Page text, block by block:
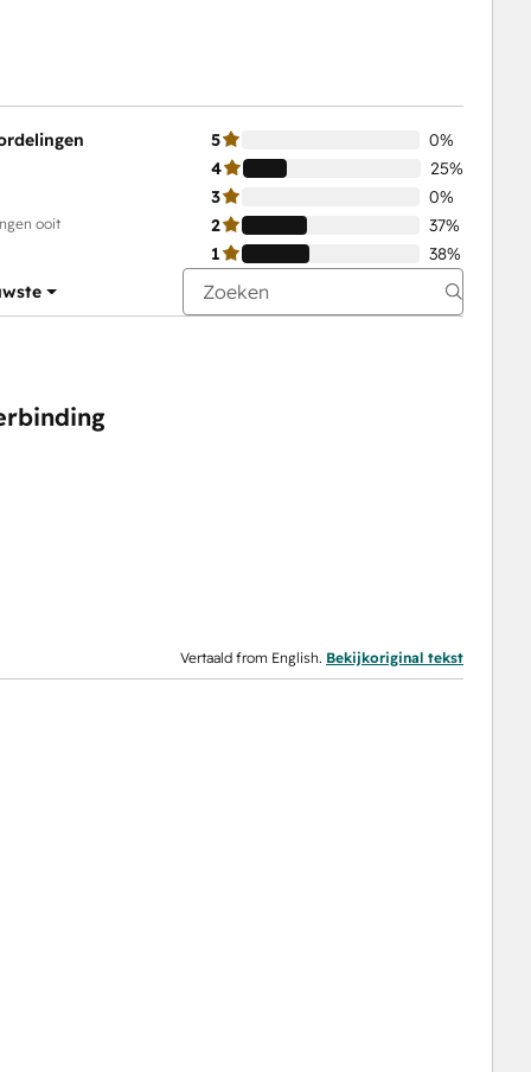
ooit
5
0%
4
25%
3
0%
2
37%
1
38%
Vertaald from English. Bekijkoriginal tekst